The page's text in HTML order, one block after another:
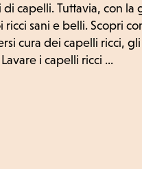
capelli. Tuttavia, con la
sani e belli. Scopri
cura dei capelli ricci,
i capelli ricci ...